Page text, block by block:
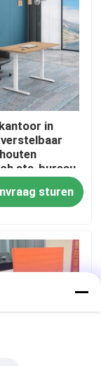
in
sta-bureau
sturen